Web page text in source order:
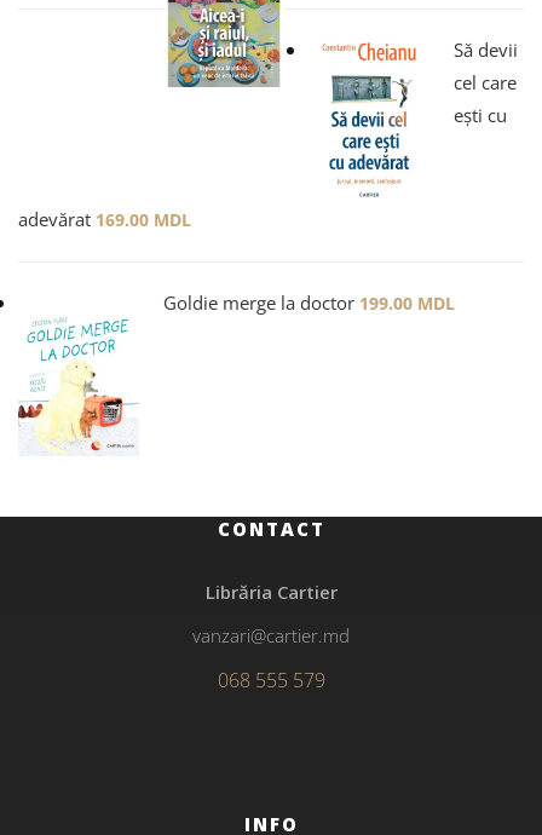
Să devii
cel care
ești cu
adevărat 169.00 MDL
Goldie merge la doctor 199.00 MDL
CONTACT
Librăria Cartier
vanzari@cartier.md
068 555 579
INFO